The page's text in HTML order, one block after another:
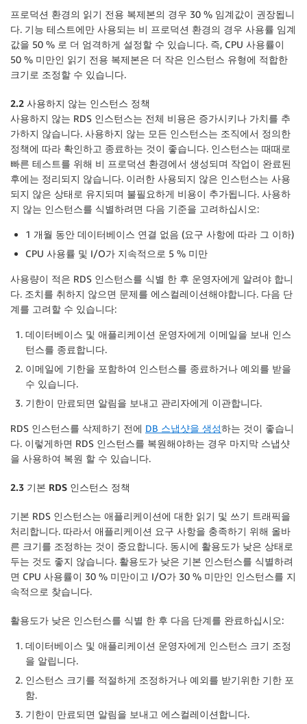
프로덕션 환경의 읽기 전용 복제본의 경우 30 % 임계값이 권장됩니
다. 기능 테스트에만 사용되는 비 프로덕션 환경의 경우 사용률 임계
값을 50 % 로 더 엄격하게 설정할 수 있습니다. 즉, CPU 사용률이
50 % 미만인 읽기 전용 복제본은 더 작은 인스턴스 유형에 적합한
크기로 조정할 수 있습니다.
2.2 사용하지 않는 인스턴스 정책
사용하지 않는 RDS 인스턴스는 전체 비용은 증가시키나 가치를 추
가하지 않습니다. 사용하지 않는 모든 인스턴스는 조직에서 정의한
정책에 따라 확인하고 종료하는 것이 좋습니다. 인스턴스는 때때로
빠른 테스트를 위해 비 프로덕션 환경에서 생성되며 작업이 완료된
후에는 정리되지 않습니다. 이러한 사용되지 않은 인스턴스는 사용
되지 않은 상태로 유지되며 불필요하게 비용이 추가됩니다. 사용하
지 않는 인스턴스를 식별하려면 다음 기준을 고려하십시오:
1 개월 동안 데이터베이스 연결 없음 (요구 사항에 따라 그 이하)
CPU 사용률 및 I/O가 지속적으로 5 % 미만
사용량이 적은 RDS 인스턴스를 식별 한 후 운영자에게 알려야 합니
다. 조치를 취하지 않으면 문제를 에스컬레이션해야합니다. 다음 단
계를 고려할 수 있습니다:
데이터베이스 및 애플리케이션 운영자에게 이메일을 보내 인스
턴스를 종료합니다.
이메일에 기한을 포함하여 인스턴스를 종료하거나 예외를 받을
수 있습니다.
기한이 만료되면 알림을 보내고 관리자에게 이관합니다.
RDS 인스턴스를 삭제하기 전에 DB 스냅샷을 생성하는 것이 좋습니
다. 이렇게하면 RDS 인스턴스를 복원해야하는 경우 마지막 스냅샷
을 사용하여 복원 할 수 있습니다.
2.3 기본 RDS 인스턴스 정책
기본 RDS 인스턴스는 애플리케이션에 대한 읽기 및 쓰기 트래픽을
처리합니다. 따라서 애플리케이션 요구 사항을 충족하기 위해 올바
른 크기를 조정하는 것이 중요합니다. 동시에 활용도가 낮은 상태로
두는 것도 좋지 않습니다. 활용도가 낮은 기본 인스턴스를 식별하려
면 CPU 사용률이 30 % 미만이고 I/O가 30 % 미만인 인스턴스를 지
속적으로 찾습니다.
활용도가 낮은 인스턴스를 식별 한 후 다음 단계를 완료하십시오:
데이터베이스 및 애플리케이션 운영자에게 인스턴스 크기 조정
을 알립니다.
인스턴스 크기를 적절하게 조정하거나 예외를 받기위한 기한 포
함.
기한이 만료되면 알림을 보내고 에스컬레이션합니다.